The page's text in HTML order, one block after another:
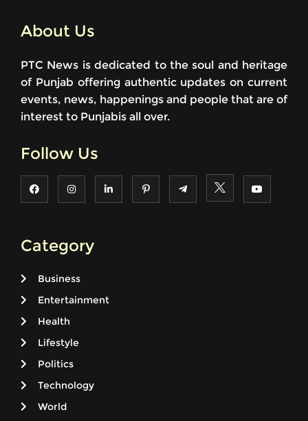
About Us
PTC News is dedicated to the soul and heritage
of Punjab offering authentic updates on current
events, news, happenings and people that are of
interest to Punjabis all over.
Follow Us
Category
Business
Entertainment
Health
Lifestyle
Politics
Technology
World